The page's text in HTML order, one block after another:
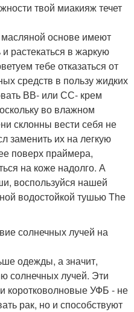
твой миакияж течет
основе имеют
растекаться в жаркую
тебе отказаться от
средств в пользу жидких
ВВ- или СС- крем
во влажном
склонны вести себя не
заменить их на легкую
поверх праймера,
на коже надолго. А
воспользуйся нашей
водостойкой тушью The
солнечных лучей на
одежды, а значит,
солнечных лучей. Эти
коротковолновые УФБ - не
рак, но и способствуют